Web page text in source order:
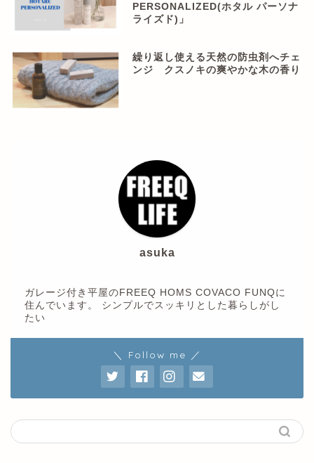
PERSONALIZED(ホタル パーソナ
ライズド)」
繰り返し使える天然の防虫剤へチェ
ンジ クスノキの爽やかな木の香り
asuka
ガレージ付き平屋のFREEQ HOMS COVACO FUNQに
住んでいます。 シンプルでスッキリとした暮らしがし
たい
＼ Follow me ／